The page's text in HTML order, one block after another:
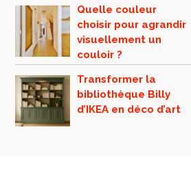
Quelle couleur
choisir pour agrandir
visuellement un
couloir ?
Transformer la
bibliothèque Billy
d’IKEA en déco d’art